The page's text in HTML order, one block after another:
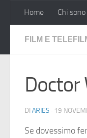
Salta al contenuto
Home Chi sono
FILM E
Doctor
DI ARIES · 19
Se dovessimo